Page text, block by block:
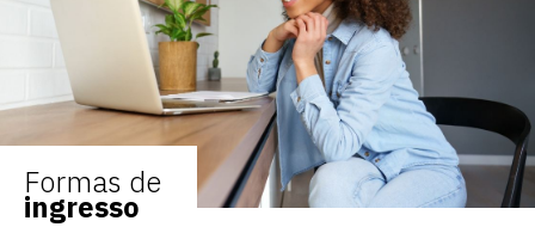
Formas de
ingresso